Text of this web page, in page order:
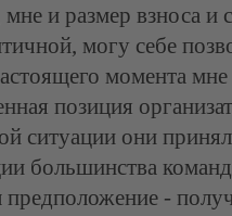
и размер взноса и
могу себе
момента мне
позиция
ситуации они
большинства
предположение -